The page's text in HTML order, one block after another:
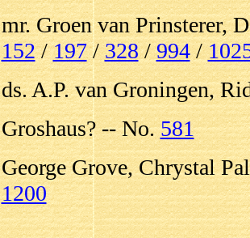
mr. Groen van Prinsterer,
152/197/328/994/
ds. A.P. van Groningen,
Groshaus? -- No.581
George Grove, Chrystal
1200